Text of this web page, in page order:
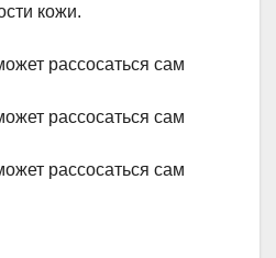
кожи.